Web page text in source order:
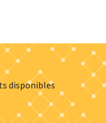
disponibles